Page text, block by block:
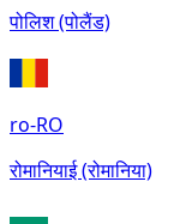
पोलिश (पोलैंड)
ro-RO
रोमानियाई (रोमानिया)